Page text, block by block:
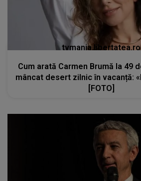
tvmania.libertatea.ro
Cum arată Carmen Brumă la 49
mâncat desert zilnic în vacanță:
[FOTO]